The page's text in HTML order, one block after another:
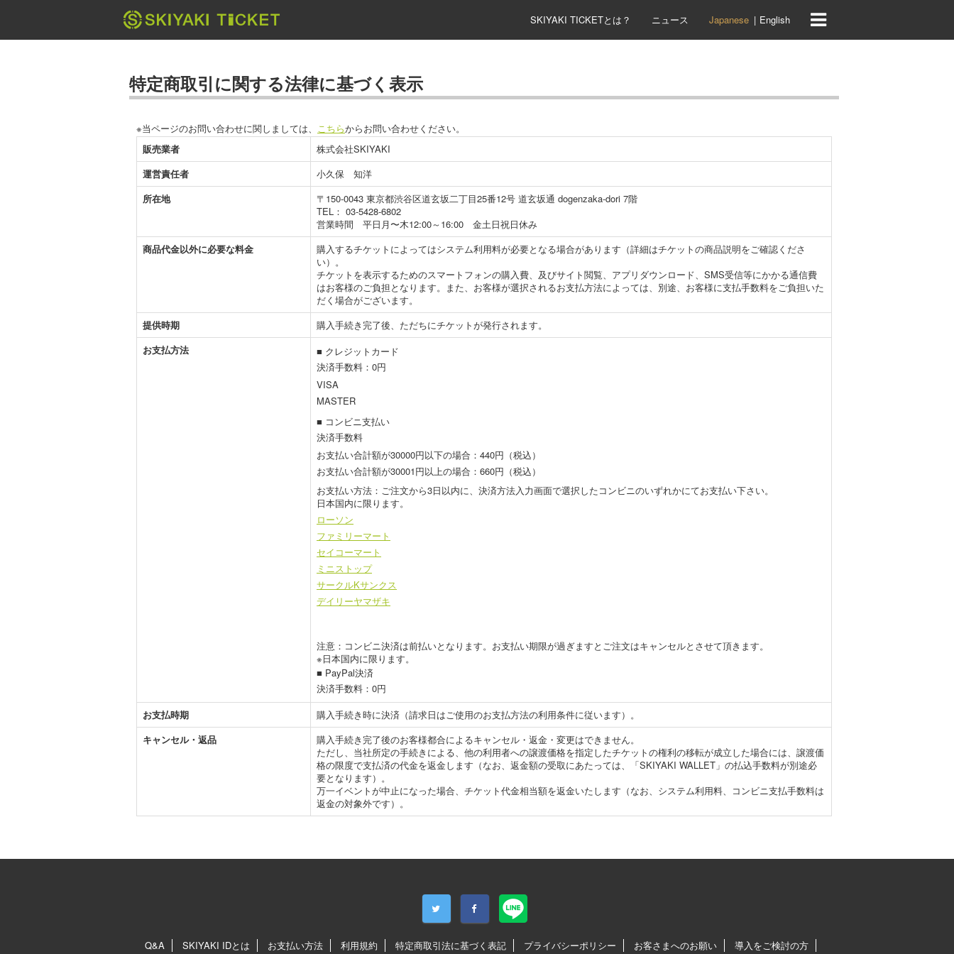
SKIYAKI TICKETとは？ ニュース Japanese English
特定商取引に関する法律に基づく表示
※当ページのお問い合わせに関しましては、 こちらからお問い合わせください。
販売業者
株式会社SKIYAKI
運営責任者
小久保 知洋
所在地
〒150-0043 東京都渋谷区道玄坂二丁目25番12号 道玄坂通 dogenzaka-dori 7階
TEL： 03-5428-6802
営業時間 平日月〜木12:00～16:00 金土日祝日休み
商品代金以外に必要な料金
購入するチケットによってはシステム利用料が必要となる場合があります（詳細はチケットの商品説明をご確認くださ
い）。
チケットを表示するためのスマートフォンの購入費、及びサイト閲覧、アプリダウンロード、SMS受信等にかかる通信費
はお客様のご負担となります。また、お客様が選択されるお支払方法によっては、別途、お客様に支払手数料をご負担いた
だく場合がございます。
提供時期
購入手続き完了後、ただちにチケットが発行されます。
お支払方法
■ クレジットカード
決済手数料：0円
VISA
MASTER
■ コンビニ支払い
決済手数料
お支払い合計額が30000円以下の場合：440円（税込）
お支払い合計額が30001円以上の場合：660円（税込）
お支払い方法：ご注文から3日以内に、決済方法入力画面で選択したコンビニのいずれかにてお支払い下さい。
日本国内に限ります。
ローソン
ファミリーマート
セイコーマート
ミニストップ
サークルKサンクス
デイリーヤマザキ
注意：コンビニ決済は前払いとなります。お支払い期限が過ぎますとご注文はキャンセルとさせて頂きます。
※日本国内に限ります。
■ PayPal決済
決済手数料：0円
お支払時期
購入手続き時に決済（請求日はご使用のお支払方法の利用条件に従います）。
キャンセル・返品
購入手続き完了後のお客様都合によるキャンセル・返金・変更はできません。
ただし、当社所定の手続きによる、他の利用者への譲渡価格を指定したチケットの権利の移転が成立した場合には、譲渡価
格の限度で支払済の代金を返金します（なお、返金額の受取にあたっては、「SKIYAKI WALLET」の払込手数料が別途必
要となります）。
万一イベントが中止になった場合、チケット代金相当額を返金いたします（なお、システム利用料、コンビニ支払手数料は
返金の対象外です）。
Q&A SKIYAKI IDとは お支払い方法 利用規約 特定商取引法に基づく表記 プライバシーポリシー お客さまへのお願い 導入をご検討の方